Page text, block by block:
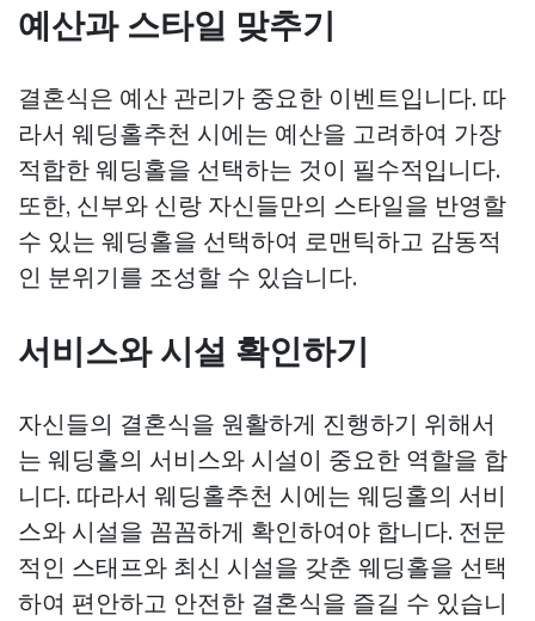
예산과 스타일 맞추기
결혼식은 예산 관리가 중요한 이벤트입니다. 따
라서 웨딩홀추천 시에는 예산을 고려하여 가장
적합한 웨딩홀을 선택하는 것이 필수적입니다.
또한, 신부와 신랑 자신들만의 스타일을 반영할
수 있는 웨딩홀을 선택하여 로맨틱하고 감동적
인 분위기를 조성할 수 있습니다.
서비스와 시설 확인하기
자신들의 결혼식을 원활하게 진행하기 위해서
는 웨딩홀의 서비스와 시설이 중요한 역할을 합
니다. 따라서 웨딩홀추천 시에는 웨딩홀의 서비
스와 시설을 꼼꼼하게 확인하여야 합니다. 전문
적인 스태프와 최신 시설을 갖춘 웨딩홀을 선택
하여 편안하고 안전한 결혼식을 즐길 수 있습니